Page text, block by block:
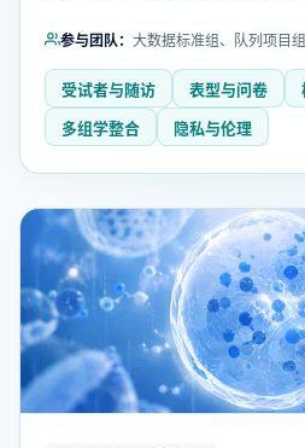
参与团队： 大数据标准组、队列项目
受试者与随访 表型与问卷
多组学整合
隐私与伦理